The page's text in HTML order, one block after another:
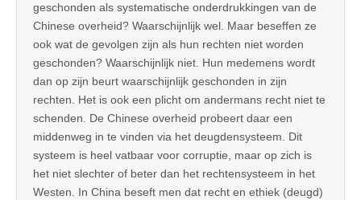
geschonden als systematische onderdrukkingen van de
Chinese overheid? Waarschijnlijk wel. Maar beseffen ze
ook wat de gevolgen zijn als hun rechten niet worden
geschonden? Waarschijnlijk niet. Hun medemens wordt
dan op zijn beurt waarschijnlijk geschonden in zijn
rechten. Het is ook een plicht om andermans recht niet te
schenden. De Chinese overheid probeert daar een
middenweg in te vinden via het deugdensysteem. Dit
systeem is heel vatbaar voor corruptie, maar op zich is
het niet slechter of beter dan het rechtensysteem in het
Westen. In China beseft men dat recht en ethiek (deugd)